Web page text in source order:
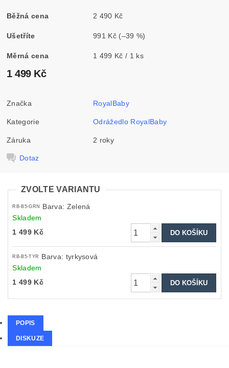
Běžná cena 2 490 Kč
Ušetříte 991 Kč (–39 %)
Měrná cena 1 499 Kč / 1 ks
1 499 Kč
Značka RoyalBaby
Kategorie Odrážedlo RoyalBaby
Záruka 2 roky
Dotaz
ZVOLTE VARIANTU
RB-B5-GRN
Barva: Zelená
Skladem
1 499 Kč
RB-B5-TYR
Barva: tyrkysová
Skladem
1 499 Kč
POPIS
DISKUZE